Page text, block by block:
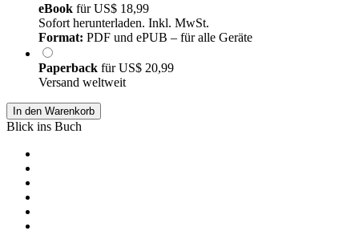
eBook fürUS$ 18,99
Sofort herunterladen. Inkl. MwSt.
Format: PDF und ePUB – für alle Geräte
Paperback fürUS$ 20,99
Versand weltweit
In den Warenkorb
Blick ins Buch